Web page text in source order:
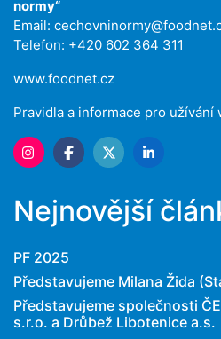
normy“
Email:
Telefon: +420 602 364 311
www.foodnet.cz
Pravidla a informace pro užívání
Nejnovější
PF 2025
Představujeme Milana Žida
Představujeme společnosti
s.r.o. a Drůbež Libotenice a.s.